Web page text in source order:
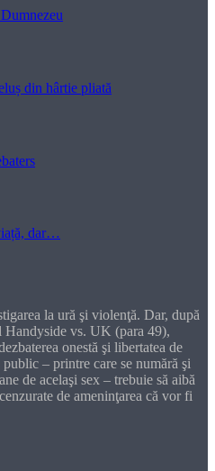
din hârtie pliată
dar…
la ură şi violenţă. Dar, după
vs. UK (para 49),
onestă şi libertatea de
– printre care se numără şi
de acelaşi sex – trebuie să aibă
de ameninţarea că vor fi